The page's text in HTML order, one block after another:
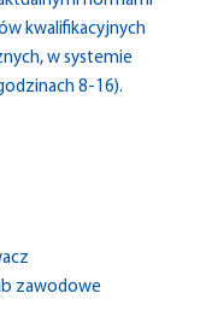
kwalifikacyjnych
w systemie
8-16).
zawodowe